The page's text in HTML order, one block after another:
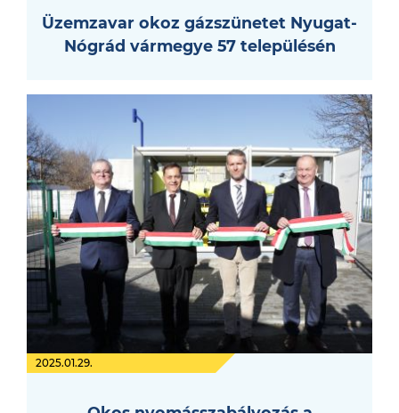
Üzemzavar okoz gázszünetet Nyugat-
Nógrád vármegye 57 településén
2025.01.29.